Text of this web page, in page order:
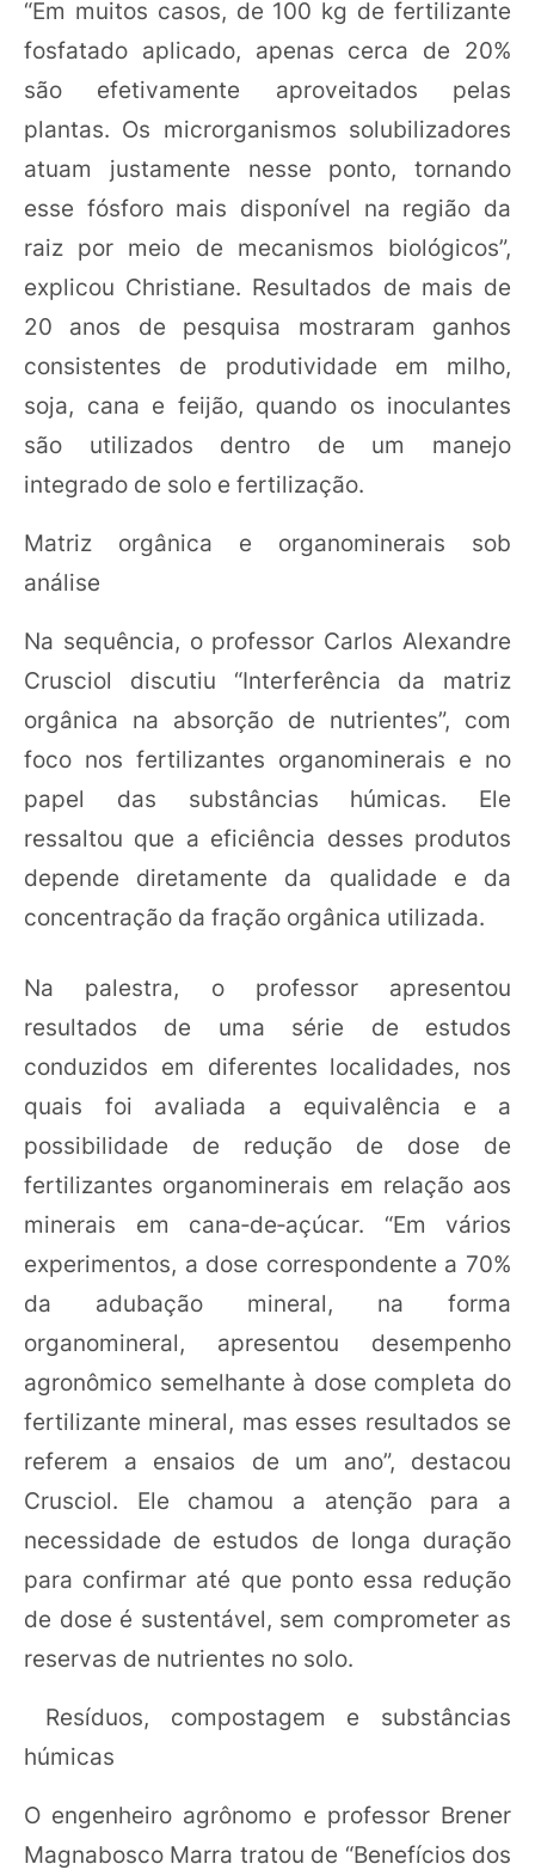
“Em muitos casos, de 100 kg de fertilizante
fosfatado aplicado, apenas cerca de 20%
são efetivamente aproveitados pelas
plantas. Os microrganismos solubilizadores
atuam justamente nesse ponto, tornando
esse fósforo mais disponível na região da
raiz por meio de mecanismos biológicos”,
explicou Christiane. Resultados de mais de
20 anos de pesquisa mostraram ganhos
consistentes de produtividade em milho,
soja, cana e feijão, quando os inoculantes
são utilizados dentro de um manejo
integrado de solo e fertilização.
Matriz orgânica e organominerais sob
análise
Na sequência, o professor Carlos Alexandre
Crusciol discutiu “Interferência da matriz
orgânica na absorção de nutrientes”, com
foco nos fertilizantes organominerais e no
papel das substâncias húmicas. Ele
ressaltou que a eficiência desses produtos
depende diretamente da qualidade e da
concentração da fração orgânica utilizada.
Na palestra, o professor apresentou
resultados de uma série de estudos
conduzidos em diferentes localidades, nos
quais foi avaliada a equivalência e a
possibilidade de redução de dose de
fertilizantes organominerais em relação aos
minerais em cana‑de‑açúcar. “Em vários
experimentos, a dose correspondente a 70%
da adubação mineral, na forma
organomineral, apresentou desempenho
agronômico semelhante à dose completa do
fertilizante mineral, mas esses resultados se
referem a ensaios de um ano”, destacou
Crusciol. Ele chamou a atenção para a
necessidade de estudos de longa duração
para confirmar até que ponto essa redução
de dose é sustentável, sem comprometer as
reservas de nutrientes no solo.
Resíduos, compostagem e substâncias
húmicas
O engenheiro agrônomo e professor Brener
Magnabosco Marra tratou de “Benefícios dos